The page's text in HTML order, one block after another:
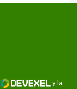
y la